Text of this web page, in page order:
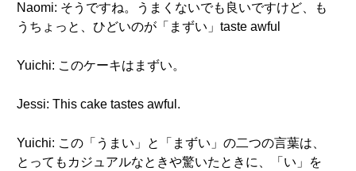
Naomi: そうですね。うまくないでも良いですけど、も
うちょっと、ひどいのが「まずい」taste awful
Yuichi: このケーキはまずい。
Jessi: This cake tastes awful.
Yuichi: この「うまい」と「まずい」の二つの言葉は、
とってもカジュアルなときや驚いたときに、「い」を